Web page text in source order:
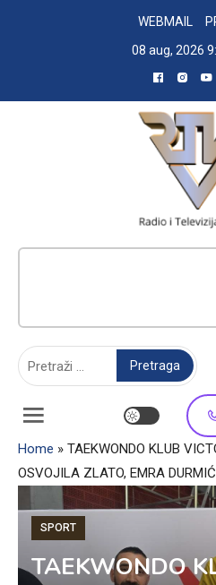
WEBMAIL
08 aug, 2026
Home » TAEKWONDO KLUB
OSVOJILA ZLATO, EMRA
SPORT
TAEKWONDO